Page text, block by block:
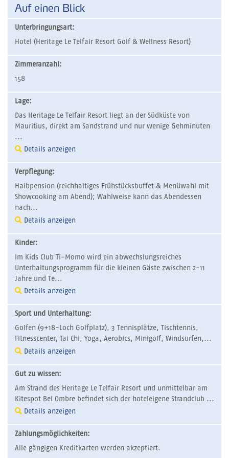
Auf einen Blick
Unterbringungsart:
Hotel (Heritage Le Telfair Resort Golf & Wellness Resort)
Zimmeranzahl:
158
Lage:
Das Heritage Le Telfair Resort liegt an der Südküste von
Mauritius, direkt am Sandstrand und nur wenige Gehminuten
...
Details anzeigen
Verpflegung:
Halbpension (reichhaltiges Frühstücksbuffet & Menüwahl mit
Showcooking am Abend); Wahlweise kann das Abendessen
nach...
Details anzeigen
Kinder:
Im Kids Club Ti-Momo wird ein abwechslungsreiches
Unterhaltungsprogramm für die kleinen Gäste zwischen 2-11
Jahre und Te...
Details anzeigen
Sport und Unterhaltung:
Golfen (9+18-Loch Golfplatz), 3 Tennisplätze, Tischtennis,
Fitnesscenter, Tai Chi, Yoga, Aerobics, Minigolf, Windsurfen,...
Details anzeigen
Gut zu wissen:
Am Strand des Heritage Le Telfair Resort und unmittelbar am
Kitespot Bel Ombre befindet sich der hoteleigene Strandclub ...
Details anzeigen
Zahlungsmöglichkeiten:
Alle gängigen Kreditkarten werden akzeptiert.